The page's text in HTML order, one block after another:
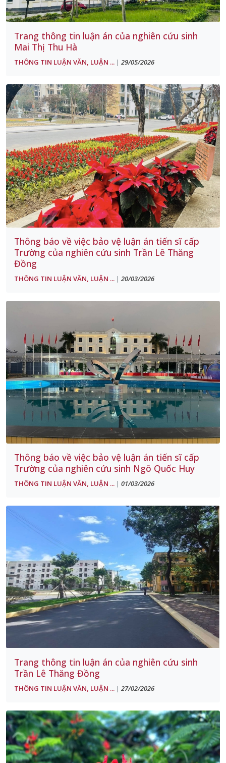
Trang thông tin luận án của nghiên cứu sinh
Mai Thị Thu Hà
THÔNG TIN LUẬN VĂN, LUẬN ... | 29/05/2026
Thông báo về việc bảo vệ luận án tiến sĩ cấp
Trường của nghiên cứu sinh Trần Lê Thăng
Đồng
THÔNG TIN LUẬN VĂN, LUẬN ... | 20/03/2026
Thông báo về việc bảo vệ luận án tiến sĩ cấp
Trường của nghiên cứu sinh Ngô Quốc Huy
THÔNG TIN LUẬN VĂN, LUẬN ... | 01/03/2026
Trang thông tin luận án của nghiên cứu sinh
Trần Lê Thăng Đồng
THÔNG TIN LUẬN VĂN, LUẬN ... | 27/02/2026